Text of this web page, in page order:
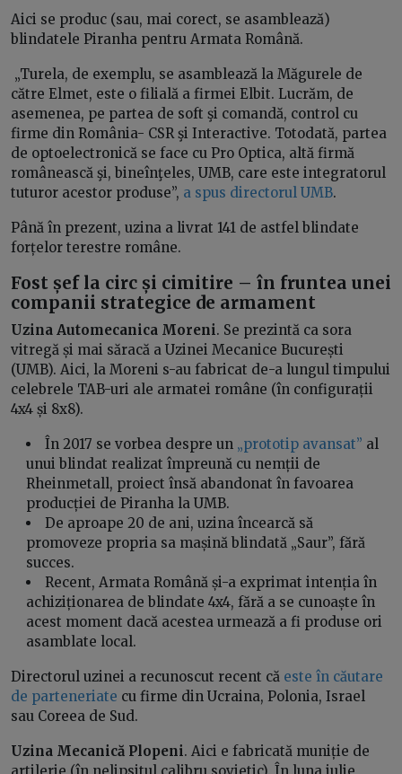
Aici se produc (sau, mai corect, se asamblează)
blindatele Piranha pentru Armata Română.
„Turela, de exemplu, se asamblează la Măgurele de
către Elmet, este o filială a firmei Elbit. Lucrăm, de
asemenea, pe partea de soft şi comandă, control cu
firme din România- CSR şi Interactive. Totodată, partea
de optoelectronică se face cu Pro Optica, altă firmă
românească şi, bineînţeles, UMB, care este integratorul
tuturor acestor produse”, a spus directorul UMB.
Până în prezent, uzina a livrat 141 de astfel blindate
forțelor terestre române.
Fost șef la circ și cimitire – în fruntea unei
companii strategice de armament
Uzina Automecanica Moreni. Se prezintă ca sora
vitregă și mai săracă a Uzinei Mecanice București
(UMB). Aici, la Moreni s-au fabricat de-a lungul timpului
celebrele TAB-uri ale armatei române (în configurații
4x4 și 8x8).
În 2017 se vorbea despre un „prototip avansat” al
unui blindat realizat împreună cu nemții de
Rheinmetall, proiect însă abandonat în favoarea
producției de Piranha la UMB.
De aproape 20 de ani, uzina încearcă să
promoveze propria sa mașină blindată „Saur”, fără
succes.
Recent, Armata Română și-a exprimat intenția în
achiziționarea de blindate 4x4, fără a se cunoaște în
acest moment dacă acestea urmează a fi produse ori
asamblate local.
Directorul uzinei a recunoscut recent că este în căutare
de parteneriate cu firme din Ucraina, Polonia, Israel
sau Coreea de Sud.
Uzina Mecanică Plopeni. Aici e fabricată muniție de